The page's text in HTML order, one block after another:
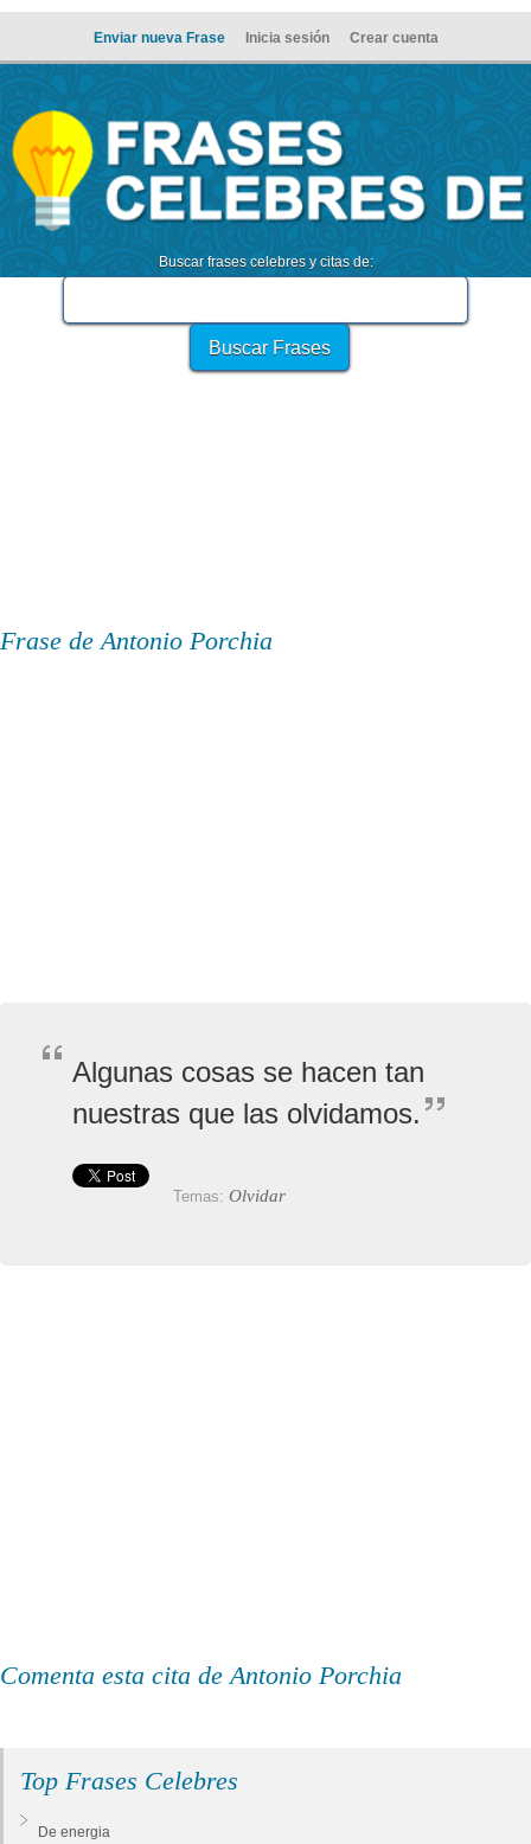
Enviar nueva Frase Inicia sesión Crear cuenta
Buscar frases celebres y citas de:
Frase de Antonio Porchia
Algunas cosas se hacen tan
nuestras que las olvidamos.
Temas: Olvidar
Comenta esta cita de Antonio Porchia
Top Frases Celebres
De energia